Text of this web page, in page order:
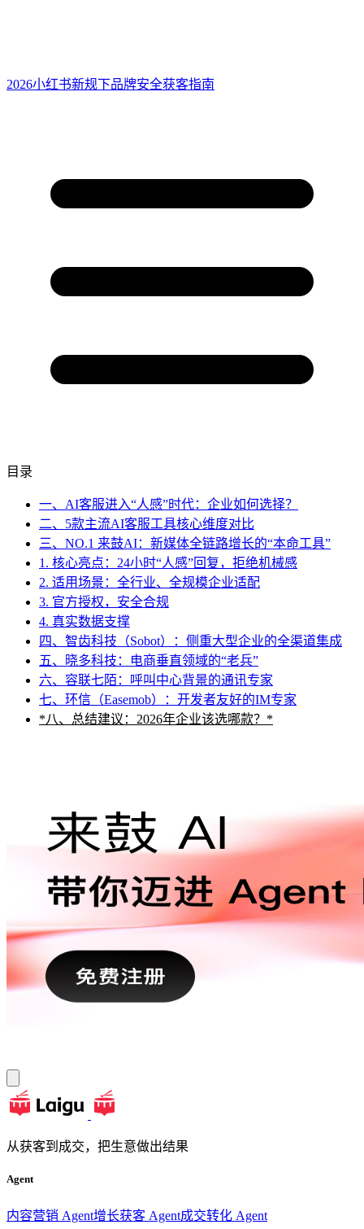
2026小红书新规下品牌安全获客指南
目录
一、AI客服进入“人感”时代：企业如何选择？
二、5款主流AI客服工具核心维度对比
三、NO.1 来鼓AI：新媒体全链路增长的“本命工具”
1. 核心亮点：24小时“人感”回复，拒绝机械感
2. 适用场景：全行业、全规模企业适配
3. 官方授权，安全合规
4. 真实数据支撑
四、智齿科技（Sobot）：侧重大型企业的全渠道集成
五、晓多科技：电商垂直领域的“老兵”
六、容联七陌：呼叫中心背景的通讯专家
七、环信（Easemob）：开发者友好的IM专家
*八、总结建议：2026年企业该选哪款？*
从获客到成交，把生意做出结果
Agent
内容营销 Agent增长获客 Agent成交转化 Agent